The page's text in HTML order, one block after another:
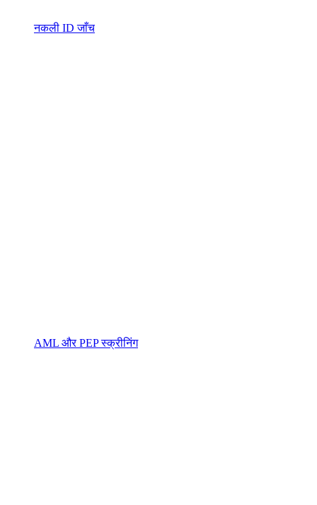
नकली ID जाँच
AML और PEP स्क्रीनिंग